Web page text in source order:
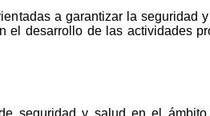
a garantizar la seguridad
desarrollo de las actividades